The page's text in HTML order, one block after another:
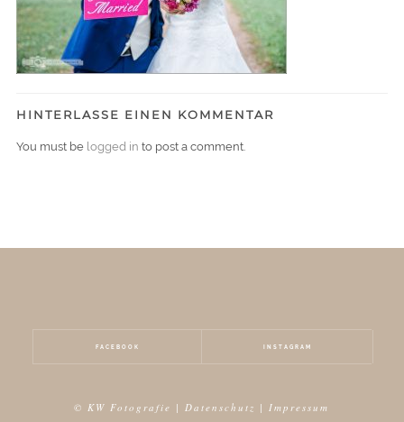
HINTERLASSE EINEN KOMMENTAR
You must be logged in to post a comment.
FACEBOOK INSTAGRAM
© KW Fotografie |Datenschutz |Impressum